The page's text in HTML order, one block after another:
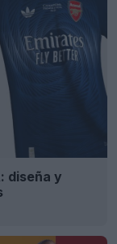
diseña y